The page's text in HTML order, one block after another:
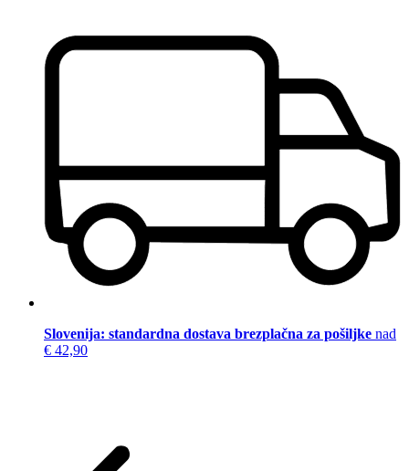
Slovenija: standardna dostava brezplačna za pošiljke nad
€ 42,90